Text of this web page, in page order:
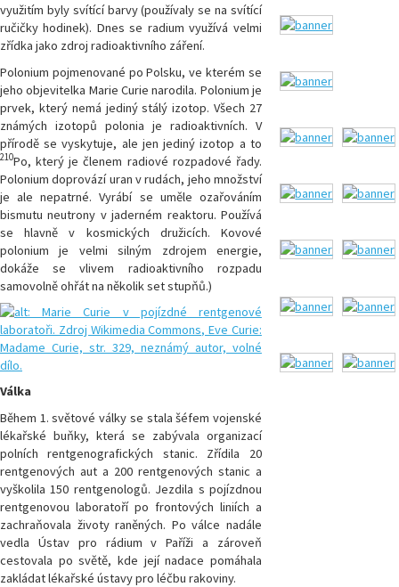
využitím byly svítící barvy (používaly se na svítící
ručičky hodinek). Dnes se radium využívá velmi
zřídka jako zdroj radioaktivního záření.
Polonium pojmenované po Polsku, ve kterém se
jeho objevitelka Marie Curie narodila. Polonium je
prvek, který nemá jediný stálý izotop. Všech 27
známých izotopů polonia je radioaktivních. V
přírodě se vyskytuje, ale jen jediný izotop a to
210Po, který je členem radiové rozpadové řady.
Polonium doprovází uran v rudách, jeho množství
je ale nepatrné. Vyrábí se uměle ozařováním
bismutu neutrony v jaderném reaktoru. Používá
se hlavně v kosmických družicích. Kovové
polonium je velmi silným zdrojem energie,
dokáže se vlivem radioaktivního rozpadu
samovolně ohřát na několik set stupňů.)
Válka
Během 1. světové války se stala šéfem vojenské
lékařské buňky, která se zabývala organizací
polních rentgenografických stanic. Zřídila 20
rentgenových aut a 200 rentgenových stanic a
vyškolila 150 rentgenologů. Jezdila s pojízdnou
rentgenovou laboratoří po frontových liniích a
zachraňovala životy raněných. Po válce nadále
vedla Ústav pro rádium v Paříži a zároveň
cestovala po světě, kde její nadace pomáhala
zakládat lékařské ústavy pro léčbu rakoviny.